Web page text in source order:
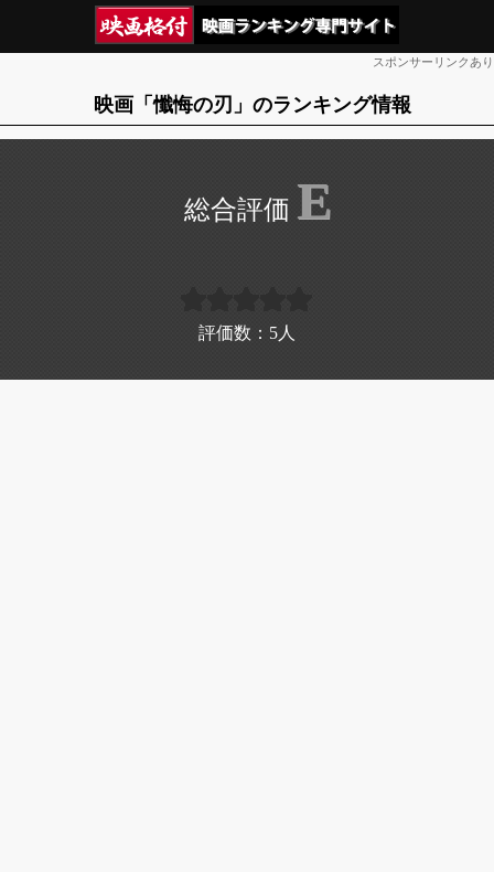
スポンサーリンクあり
映画「懺悔の刃」のランキング情報
E
評価数： 5 人